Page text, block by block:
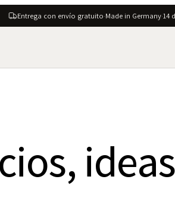
Entrega con envío gratuito·Made in Germany·14